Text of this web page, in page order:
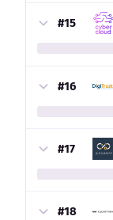
#15
#16
#17
#18